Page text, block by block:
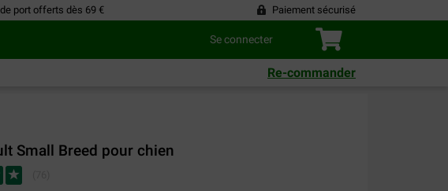
port offerts dès 69 € Paiement sécurisé
Se connecter
Re-commander
Small Breed pour chien